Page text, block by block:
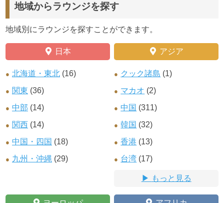
地域からラウンジを探す
地域別にラウンジを探すことができます。
日本
北海道・東北 (16)
関東 (36)
中部 (14)
関西 (14)
中国・四国 (18)
九州・沖縄 (29)
アジア
クック諸島 (1)
マカオ (2)
中国 (311)
韓国 (32)
香港 (13)
台湾 (17)
もっと見る